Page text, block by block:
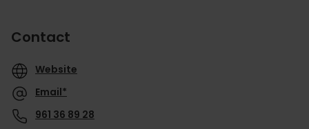
Contact
Website
Email*
961 36 89 28